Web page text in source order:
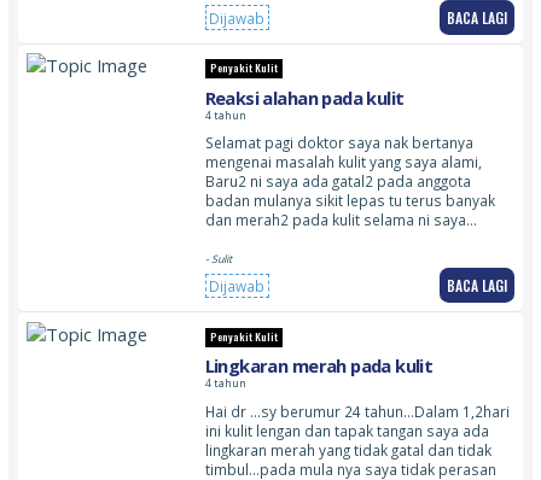
Dijawab BACA LAGI
Penyakit Kulit
Reaksi alahan pada kulit
4 tahun
Selamat pagi doktor saya nak bertanya
mengenai masalah kulit yang saya alami,
Baru2 ni saya ada gatal2 pada anggota
badan mulanya sikit lepas tu terus banyak
dan merah2 pada kulit selama ni saya…
- Sulit
Dijawab BACA LAGI
Penyakit Kulit
Lingkaran merah pada kulit
4 tahun
Hai dr …sy berumur 24 tahun…Dalam 1,2hari
ini kulit lengan dan tapak tangan saya ada
lingkaran merah yang tidak gatal dan tidak
timbul…pada mula nya saya tidak perasan